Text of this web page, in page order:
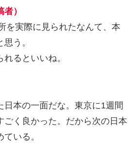
）
を実際に見られたなんて、本
う。
るといいね。
日本の一面だな。東京に1週間
ごく良かった。だから次の日本
いる。